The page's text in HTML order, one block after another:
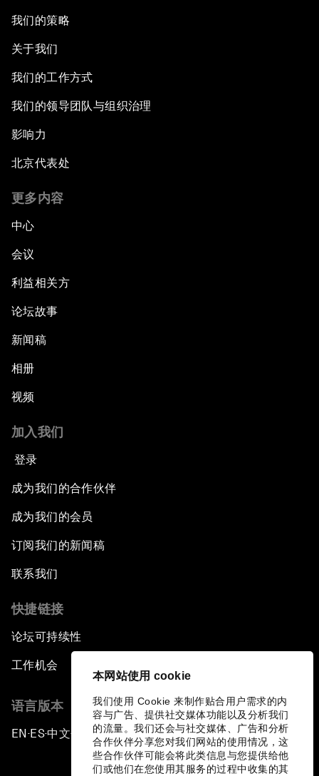
本网站使用 cookie
我们使用 Cookie 来制作贴合用户需求的内
容与广告、提供社交媒体功能以及分析我们
的流量。我们还会与社交媒体、广告和分析
合作伙伴分享您对我们网站的使用情况，这
些合作伙伴可能会将此类信息与您提供给他
们或他们在您使用其服务的过程中收集的其
我们的策略
关于我们
我们的工作方式
我们的领导团队与组织治理
影响力
北京代表处
更多内容
中心
会议
利益相关方
论坛故事
新闻稿
相册
视频
加入我们
登录
成为我们的合作伙伴
成为我们的会员
订阅我们的新闻稿
联系我们
快捷链接
论坛可持续性
工作机会
语言版本
EN ▪ES▪中文▪ 日本語